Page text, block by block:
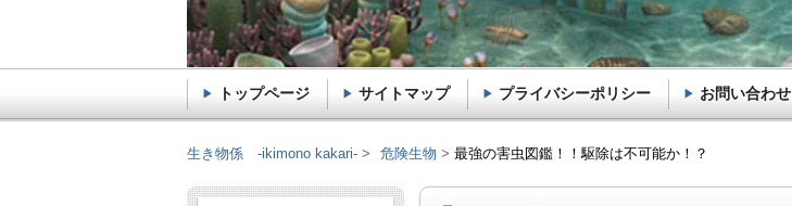
生き物係 -ikimono kakari- 危険生物 最強の害虫図鑑！！駆除は不可能か！？
生き物係 -ikimono kakari-
トップページ サイトマップ プライバシーポリシー お問い合わせ